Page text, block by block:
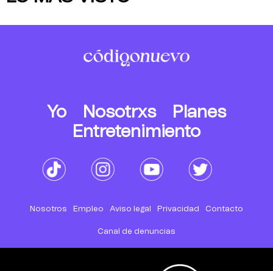
Yo Nosotrxs
Planes
Entretenimiento
Nosotros Empleo Aviso legal Privacidad Contacto
Canal de denuncias